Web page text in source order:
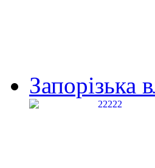
Запорізька